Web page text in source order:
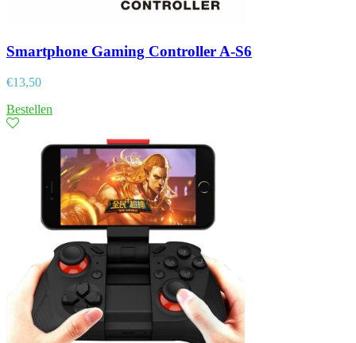
Smartphone Gaming Controller A-S6
€13,50
Bestellen